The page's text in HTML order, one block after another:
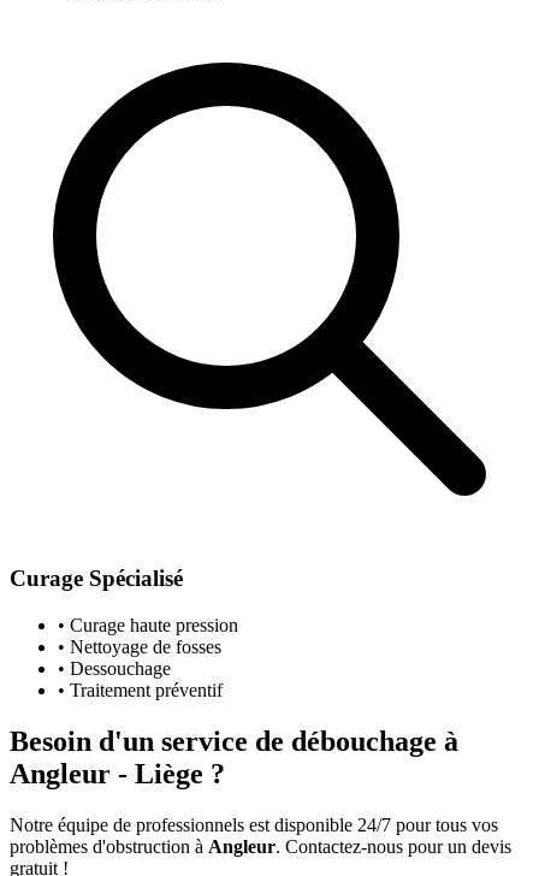
Curage Spécialisé
• Curage haute pression
• Nettoyage de fosses
• Dessouchage
• Traitement préventif
Besoin d'un service de débouchage à
Angleur - Liège ?
Notre équipe de professionnels est disponible 24/7 pour tous vos
problèmes d'obstruction à Angleur. Contactez-nous pour un devis
gratuit !